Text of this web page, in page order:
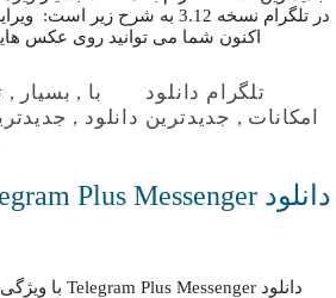
در تلگرام نسخه 3.12 به
اکنون شما مى توانید روى عکس
تلگرام دانلود با , بسیار ,
امکانات , جدیدترین دانلود ,
دانلود Telegram Plus Messenger با ویژگی های بیشتر از تلگرام رسمی